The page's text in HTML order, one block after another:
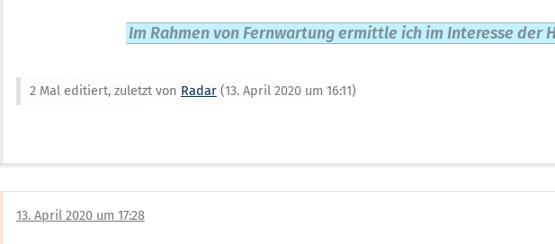
Im Rahmen von Fernwartung ermittle ich im Interesse der
2 Mal editiert, zuletzt von Radar (13. April 2020 um 16:11)
13. April 2020 um 17:28